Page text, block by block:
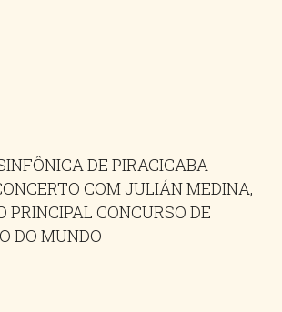
DE PIRACICABA
COM JULIÁN MEDINA,
PRINCIPAL CONCURSO DE
DO MUNDO